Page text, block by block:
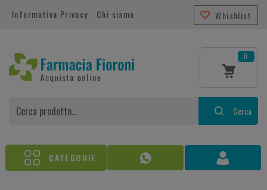
Informativa Privacy Chi siamo Whishlist
0
Cerca
CATEGORIE